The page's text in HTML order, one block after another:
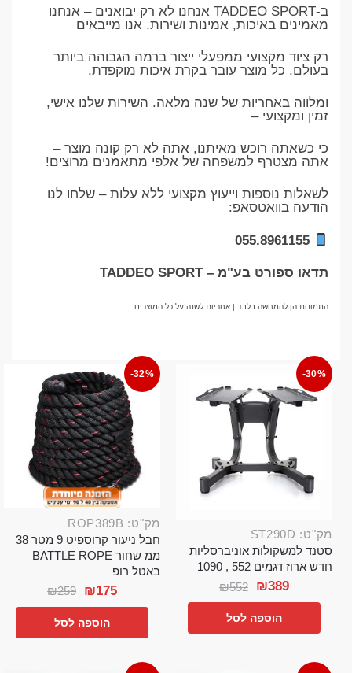
ב-TADDEO SPORT אנחנו לא רק יבואנים – אנחנו
מאמינים באיכות, אמינות ושירות. אנו מייבאים
רק ציוד מקצועי ממפעלי ייצור ברמה הגבוהה ביותר
בעולם. כל מוצר עובר בקרת איכות מוקפדת,
ומלווה באחריות של שנה מלאה. השירות שלנו אישי,
זמין ומקצועי –
כי כשאתה רוכש מאיתנו, אתה לא רק קונה מוצר –
אתה מצטרף למשפחה של אלפי מתאמנים מרוצים!
לשאלות נוספות וייעוץ מקצועי ללא עלות – שלחו לנו
הודעה בוואטסאפ:
055.8961155
תדאו ספורט בע"מ – TADDEO SPORT
התמונות הן להמחשה בלבד | אחריות לשנה על כל המוצרים
-30%
מק"ט: ST290D
סטנד למשקולות אוניברסליות
חדש ארוז דגמים 552 , 1090
₪552 ₪389
הוספה לסל
-32%
מק"ט: ROP389B
חבל ניעור קרוספיט 9 מטר 38
ממ שחור BATTLE ROPE
באטל רופ
₪259 ₪175
הוספה לסל